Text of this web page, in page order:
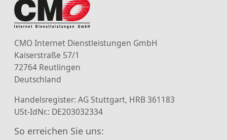
CMO Internet Dienstleistungen GmbH
Kaiserstraße 57/1
72764 Reutlingen
Deutschland
Handelsregister: AG Stuttgart, HRB 361183
USt-IdNr.: DE203032334
So erreichen Sie uns: